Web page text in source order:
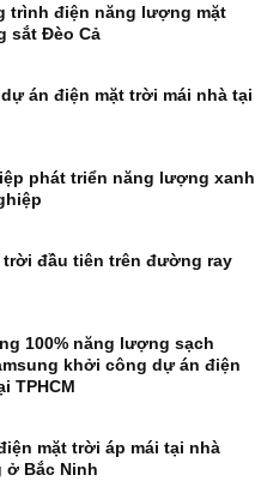
trình điện năng lượng mặt
sắt Đèo Cả
án điện mặt trời mái nhà tại
phát triển năng lượng xanh
trời đầu tiên trên đường ray
100% năng lượng sạch
khởi công dự án điện
TPHCM
mặt trời áp mái tại nhà
ở Bắc Ninh